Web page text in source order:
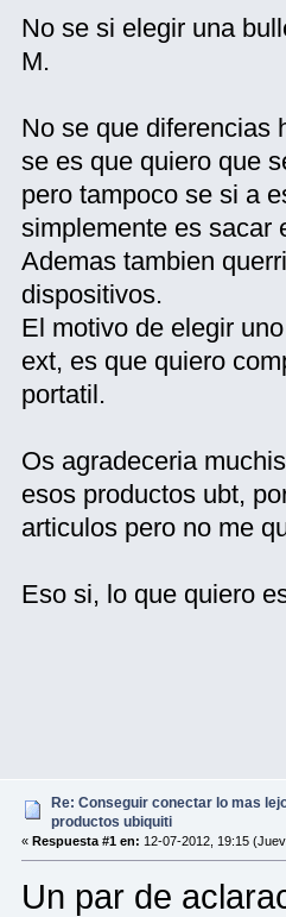
No se si elegir una
M.
No se que diferencias
se es que quiero que
pero tampoco se si a
simplemente es sacar
Ademas tambien
dispositivos.
El motivo de elegir
ext, es que quiero
portatil.
Os agradeceria
esos productos ubt,
articulos pero no me
Eso si, lo que quiero
Re: Conseguir conectar lo mas
productos ubiquiti
« Respuesta #1 en: 12-07-2012, 19:15
Un par de